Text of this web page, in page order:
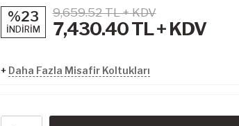
%23
İNDİRİM
9,659.52 TL + KDV
7,430.40TL + KDV
+ Daha Fazla Misafir Koltukları